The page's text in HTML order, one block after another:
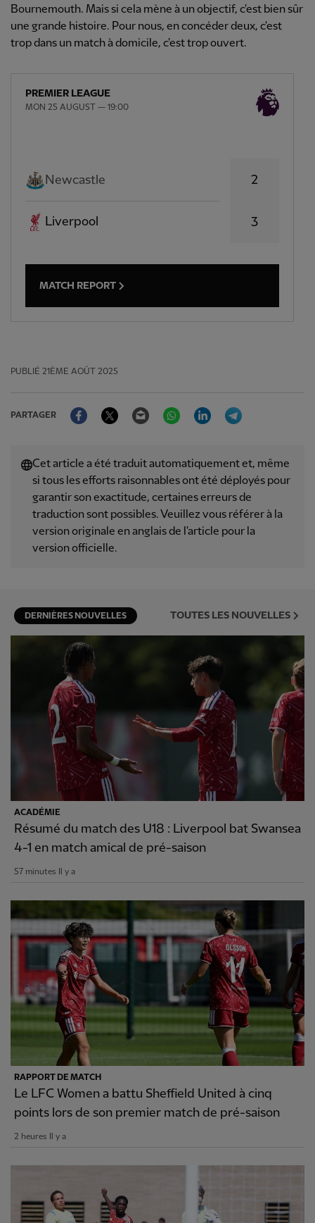
Bournemouth. Mais si cela mène à un objectif, c'est bien sûr
une grande histoire. Pour nous, en concéder deux, c'est
trop dans un match à domicile, c'est trop ouvert.
PREMIER LEAGUE
MON 25 AUGUST — 19:00
Newcastle
Liverpool
2
3
MATCH REPORT
PUBLIÉ 21ÈME AOÛT 2025
PARTAGER
FacebookTwitter Email WhatsAppLinkedIn
Cet article a été traduit automatiquement et, même
si tous les efforts raisonnables ont été déployés pour
garantir son exactitude, certaines erreurs de
traduction sont possibles. Veuillez vous référer à la
version originale en anglais de l'article pour la
version officielle.
DERNIÈRES NOUVELLES TOUTES LES NOUVELLES
ACADÉMIE
Résumé du match des U18 : Liverpool bat Swansea
4-1 en match amical de pré-saison
57 minutes Il y a
RAPPORT DE MATCH
Le LFC Women a battu Sheffield United à cinq
points lors de son premier match de pré-saison
2 heures Il y a